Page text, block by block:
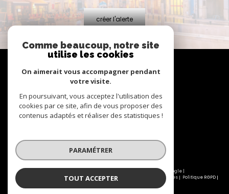
créer l'alerte
Se
connecter
espace propriétaire
Nous
© 2026 | Tous droits réservés | Traduction powered by Google |
Nos honoraires
Plan du site Mentions légales Partenaires
Politique RGPD
Comme beaucoup, notre site
utilise les cookies
On aimerait vous accompagner pendant
votre visite.
En poursuivant, vous acceptez l'utilisation des
cookies par ce site, afin de vous proposer des
contenus adaptés et réaliser des statistiques !
PARAMÉTRER
TOUT ACCEPTER